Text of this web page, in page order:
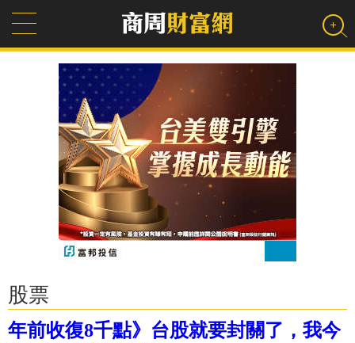
股票
年前收復8千點》台股就要封關了，我今